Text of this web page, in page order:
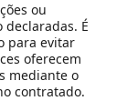
ou
declaradas. É
para evitar
oferecem
mediante o
contratado.